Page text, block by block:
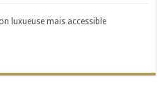
luxueuse mais accessible